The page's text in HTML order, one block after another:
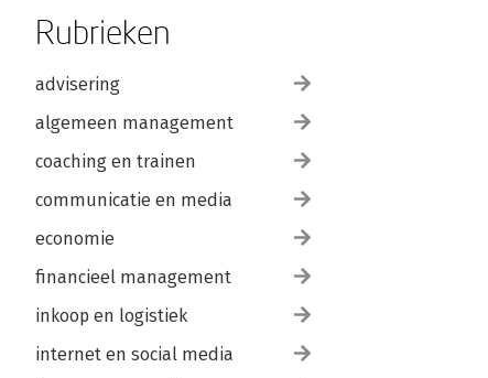
Rubrieken
advisering
algemeen management
coaching en trainen
communicatie en media
economie
financieel management
inkoop en logistiek
internet en social media